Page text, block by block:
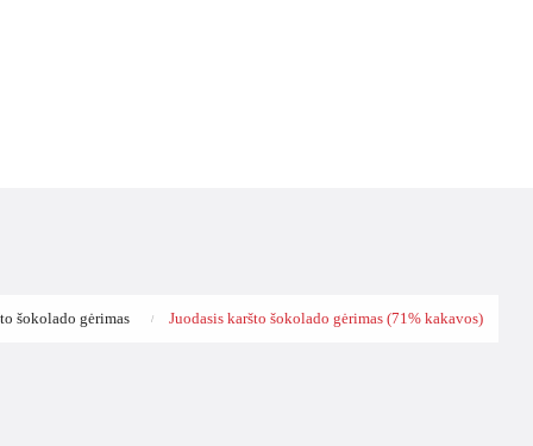
šokolado gėrimas Juodasis karšto šokolado gėrimas (71% kakavos)